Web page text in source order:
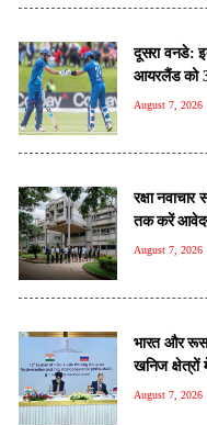
दूसरा वनडे:
आयरलैंड को
August 7, 2026
रक्षा
तक करें
August 7, 2026
भारत और रूस
खनिज क्षेत्रों
August 7, 2026